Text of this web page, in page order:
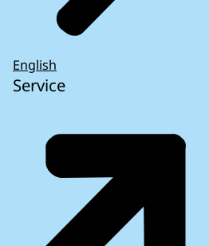
English
Service